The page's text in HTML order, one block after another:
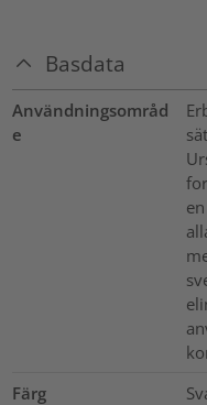
Basdata
Användningsområd
e
Färg